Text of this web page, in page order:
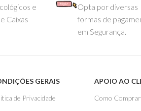
e
Caixas
Opta por diversas
formas de
em Segurança.
GERAIS
de Privacidade
APOIO AO
Como Comprar